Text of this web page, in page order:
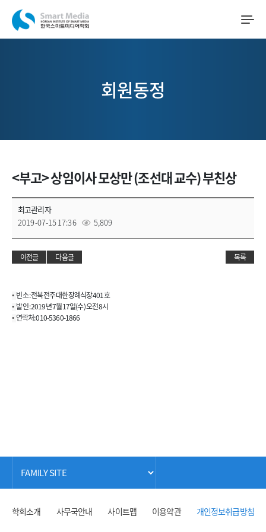
회원동정
<부고> 상임이사 모상만 (조선대 교수) 부친상
최고관리자
2019-07-15 17:36
5,809
이전글 다음글 목록
• 빈 소 : 전북 전주 대한장례식장 401호
• 발 인 : 2019년 7월 17일(수) 오전 8시
• 연락처: 010-5360-1866
학회소개 사무국안내 사이트맵 이용약관 개인정보취급방침